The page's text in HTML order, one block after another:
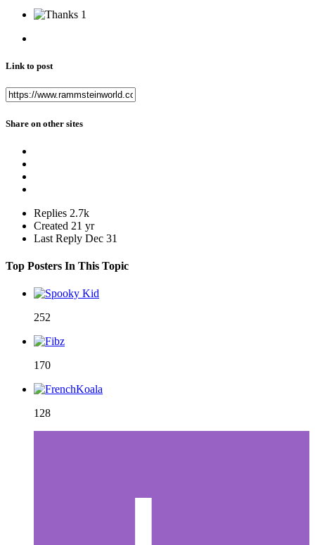
1
Link to post
Share on other sites
Replies 2.7k
Created 21 yr
Last Reply Dec 31
Top Posters In This Topic
252
170
128